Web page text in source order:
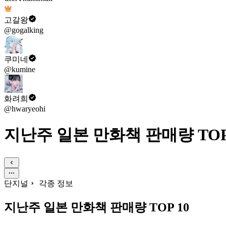
고갈왕
@gogalking
쿠미네
@kumine
화려희
@hwaryeohi
지난주 일본 만화책 판매량
단지널 각종 정보
지난주 일본 만화책 판매량 TOP 10